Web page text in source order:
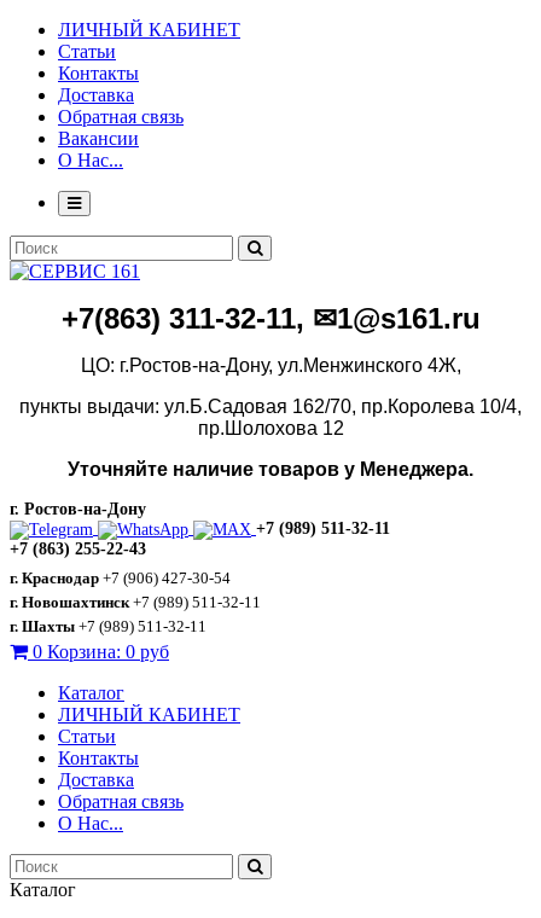
ЛИЧНЫЙ КАБИНЕТ
Статьи
Контакты
Доставка
Обратная связь
Вакансии
О Нас...
+7(863) 311-32-11, ✉1@s161.ru
ЦО: г.Ростов-на-Дону, ул.Менжинского 4Ж,
пункты выдачи: ул.Б.Садовая 162/70, пр.Королева 10/4,
пр.Шолохова 12
Уточняйте наличие товаров у Менеджера.
г. Ростов-на-Дону
+7 (989) 511-32-11
+7 (863) 255-22-43
г. Краснодар +7 (906) 427-30-54
г. Новошахтинск +7 (989) 511-32-11
г. Шахты +7 (989) 511-32-11
0 Корзина: 0 руб
Каталог
ЛИЧНЫЙ КАБИНЕТ
Статьи
Контакты
Доставка
Обратная связь
О Нас...
Каталог